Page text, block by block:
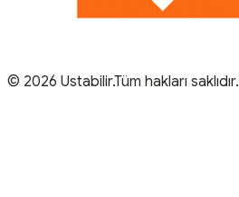
© 2026 Ustabilir.Tüm hakları saklıdır.